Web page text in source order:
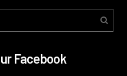
Facebook